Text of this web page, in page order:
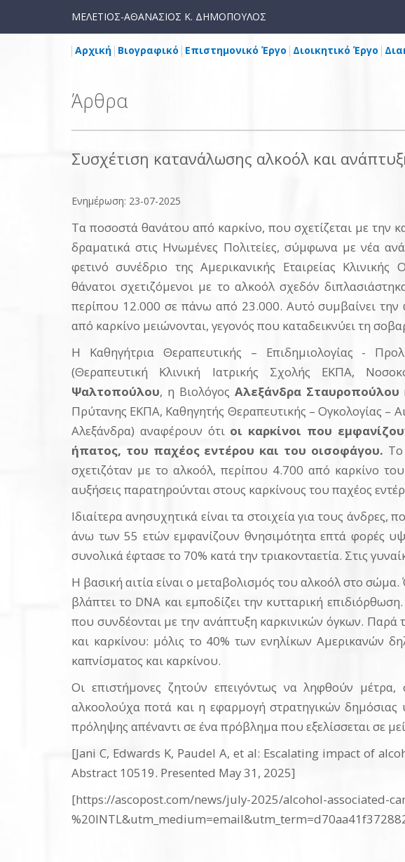
ΜΕΛΕΤΙΟΣ-ΑΘΑΝΑΣΙΟΣ Κ. ΔΗΜΟΠΟΥΛΟΣ
Αρχική Βιογραφικό Επιστημονικό Έργο Διοικητικό Έργο
Άρθρα
Συσχέτιση κατανάλωσης αλκοόλ και
Ενημέρωση: 23-07-2025
Τα ποσοστά θανάτου από καρκίνο, που σχετίζεται με την
δραματικά στις Ηνωμένες Πολιτείες, σύμφωνα με νέα
φετινό συνέδριο της Αμερικανικής Εταιρείας Κλινικής
θάνατοι σχετιζόμενοι με το αλκοόλ σχεδόν
περίπου 12.000 σε πάνω από 23.000. Αυτό συμβαίνει την
από καρκίνο μειώνονται, γεγονός που καταδεικνύει τη
Η Καθηγήτρια Θεραπευτικής – Επιδημιολογίας -
(Θεραπευτική Κλινική Ιατρικής Σχολής ΕΚΠΑ,
Ψαλτοπούλου, η Βιολόγος Αλεξάνδρα Σταυροπούλου
Πρύτανης ΕΚΠΑ, Καθηγητής Θεραπευτικής – Ογκολογίας –
Αλεξάνδρα) αναφέρουν ότι οι καρκίνοι που
ήπατος, του παχέος εντέρου και του οισοφάγου.
σχετιζόταν με το αλκοόλ, περίπου 4.700 από καρκίνο
αυξήσεις παρατηρούνται στους καρκίνους του παχέος
Ιδιαίτερα ανησυχητικά είναι τα στοιχεία για τους
άνω των 55 ετών εμφανίζουν θνησιμότητα επτά φορές
συνολικά έφτασε το 70% κατά την τριακονταετία. Στις
Η βασική αιτία είναι ο μεταβολισμός του αλκοόλ στο
βλάπτει το DNA και εμποδίζει την κυτταρική
που συνδέονται με την ανάπτυξη καρκινικών όγκων. Παρά
και καρκίνου: μόλις το 40% των ενηλίκων Αμερικανών
καπνίσματος και καρκίνου.
Οι επιστήμονες ζητούν επειγόντως να ληφθούν
αλκοολούχα ποτά και η εφαρμογή στρατηγικών δημόσιας
πρόληψης απέναντι σε ένα πρόβλημα που εξελίσσεται σε
[Jani C, Edwards K, Paudel A, et al: Escalating impact of
Abstract 10519. Presented May 31, 2025]
[https://ascopost.com/news/july-2025/alcohol-associated-